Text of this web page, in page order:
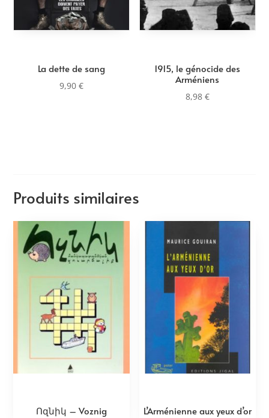
La dette de sang
9,90€
1915, le génocide des
Arméniens
8,98 €
Produits similaires
Ոզնիկ – Voznig L’Arménienne aux yeux d’or